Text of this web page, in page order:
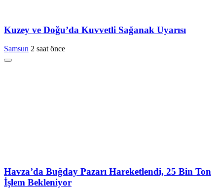
Kuzey ve Doğu’da Kuvvetli Sağanak Uyarısı
Samsun 2 saat önce
Havza’da Buğday Pazarı Hareketlendi, 25 Bin Ton
İşlem Bekleniyor